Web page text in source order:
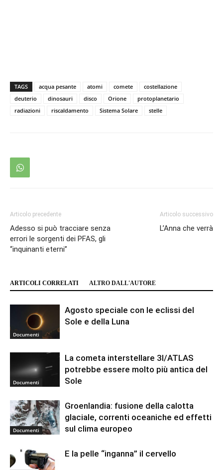
TAGS acqua pesante atomi comete
costellazione
deuterio
dinosauri disco Orione
protoplanetario
radiazioni
riscaldamento Sistema Solare stelle
Articolo precedente
Adesso si può tracciare senza
errori le sorgenti dei PFAS, gli
“inquinanti eterni”
Articolo successivo
L’Anna che verrà
ARTICOLI CORRELATI ALTRO DALL'AUTORE
Documenti
Agosto speciale con le eclissi del
Sole e della Luna
Documenti
La cometa interstellare 3I/ATLAS
potrebbe essere molto più antica del
Sole
Documenti
Groenlandia: fusione della calotta
glaciale, correnti oceaniche ed effetti
sul clima europeo
E la pelle “inganna” il cervello